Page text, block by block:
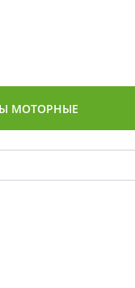
МОТОРНЫЕ